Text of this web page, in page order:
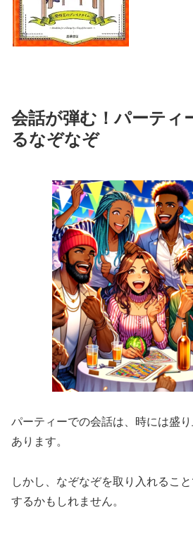
会話が弾む！パーティ
るなぞなぞ
パーティーでの会話は、時には盛
あります。
しかし、なぞなぞを取り入れるこ
するかもしれません。